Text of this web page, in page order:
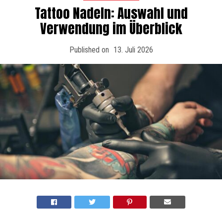
Tattoo Nadeln: Auswahl und
Verwendung im Überblick
Published on 13. Juli 2026